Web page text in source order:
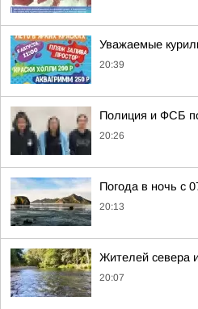
Уважаемые
20:39
Полиция и ФСБ
20:26
Погода в ночь с
20:13
Жителей севера
20:07